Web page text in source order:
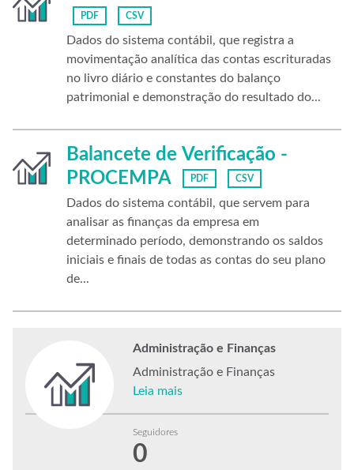
PDF CSV
Dados do sistema contábil, que registra a
movimentação analítica das contas escrituradas
no livro diário e constantes do balanço
patrimonial e demonstração do resultado do...
Balancete de Verificação -
PROCEMPA
PDF CSV
Dados do sistema contábil, que servem para
analisar as finanças da empresa em
determinado período, demonstrando os saldos
iniciais e finais de todas as contas do seu plano
de...
Administração e Finanças
Administração e Finanças
Leia mais
Seguidores
0